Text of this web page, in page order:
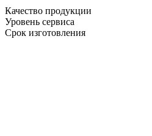
Качество продукции
Уровень сервиса
Срок изготовления